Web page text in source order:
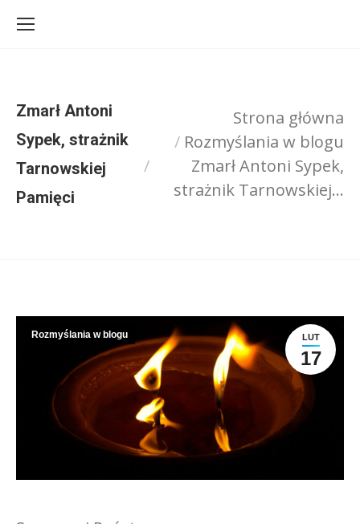
Zmarł Antoni
Sypek, strażnik
Tarnowskiej
Pamięci
Jesteś tutaj:
Strona główna
Rozmyślania w blogu
Zmarł Antoni Sypek,
strażnik Tarnowskiej…
LUT
17
Rozmyślania w blogu